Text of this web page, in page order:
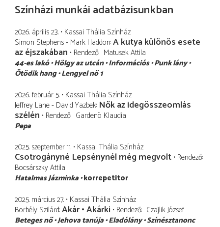
Színházi munkái adatbázisunkban
2026. április 23. Kassai Thália Színház
Simon Stephens - Mark Haddon A kutya különös esete
az éjszakában Rendező Matusek Attila
44-es lakó Hölgy az utcán Információs Punk lány
Ötödik hang Lengyel nő 1
2026. február 5. Kassai Thália Színház
Jeffrey Lane - David Yazbek Nők az idegösszeomlás
szélén Rendező Gardenö Klaudia
Pepa
2025. szeptember 11. Kassai Thália Színház
Csotrogányné Lepsénynél még megvolt Rendező
Bocsárszky Attila
Hatalmas Jázminka korrepetitor
2025. március 27. Kassai Thália Színház
Borbély Szilárd Akár • Akárki Rendező Czajlik József
Beteges nő Jehova tanúja Eladólány Színésztanonc